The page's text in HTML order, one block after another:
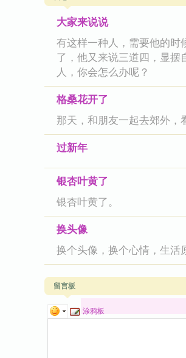
大家来说说
有这样一种人，需要他的时
了，他又来说三道四，显摆
人，你会怎么办呢？
格桑花开了
那天，和朋友一起去郊外，
过新年
银杏叶黄了
银杏叶黄了。
换头像
换个头像，换个心情，生活
留言板
涂鸦板